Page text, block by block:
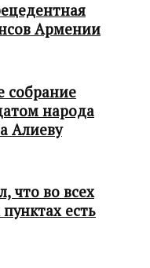
Армении
собрание
народа
Алиеву
что во всех
есть